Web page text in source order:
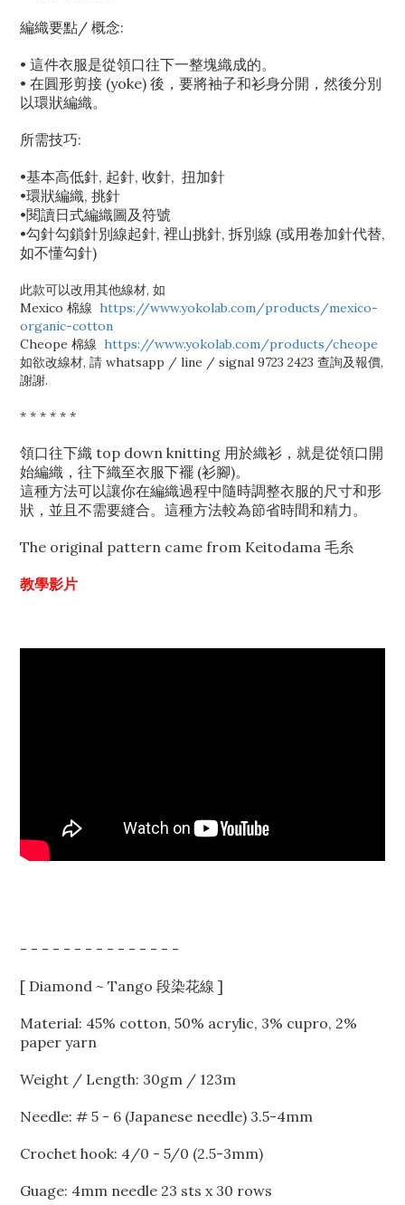
編織要點/ 概念:
• 這件衣服是從領口往下一整塊織成的。
• 在圓形剪接 (yoke) 後，要將袖子和衫身分開，然後分別
以環狀編織。
所需技巧:
•基本高低針, 起針, 收針, 扭加針
•環狀編織, 挑針
•閱讀日式編織圖及符號
•勾針勾鎖針別線起針, 裡山挑針, 拆別線 (或用卷加針代替,
如不懂勾針)
此款可以改用其他線材, 如
Mexico 棉線 https://www.yokolab.com/products/mexico-
organic-cotton
Cheope 棉線 https://www.yokolab.com/products/cheope
如欲改線材, 請 whatsapp / line / signal 9723 2423 查詢及報價,
謝謝.
* * * * * *
領口往下織 top down knitting 用於織衫，就是從領口開
始編織，往下織至衣服下襬 (衫腳)。
這種方法可以讓你在編織過程中隨時調整衣服的尺寸和形
狀，並且不需要縫合。這種方法較為節省時間和精力。
The original pattern came from Keitodama 毛糸
教學影片
- - - - - - - - - - - - - - -
[ Diamond ~ Tango 段染花線 ]
Material: 45% cotton, 50% acrylic, 3% cupro, 2%
paper yarn
Weight / Length: 30gm / 123m
Needle: # 5 - 6 (Japanese needle) 3.5-4mm
Crochet hook: 4/0 - 5/0 (2.5-3mm)
Guage: 4mm needle 23 sts x 30 rows